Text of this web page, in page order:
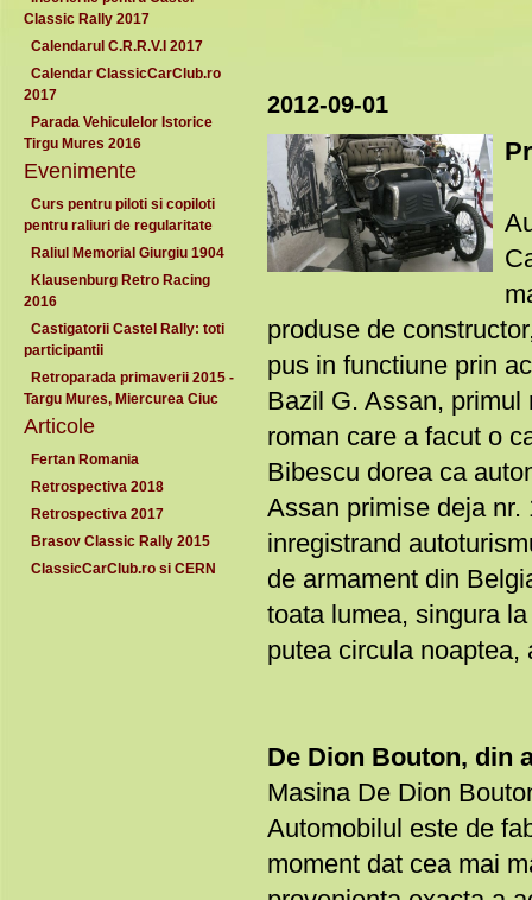
Classic Rally 2017
Calendarul C.R.R.V.I 2017
Calendar ClassicCarClub.ro
2017
Parada Vehiculelor Istorice
Tirgu Mures 2016
Evenimente
Curs pentru piloti si copiloti
pentru raliuri de regularitate
Raliul Memorial Giurgiu 1904
Klausenburg Retro Racing
2016
Castigatorii Castel Rally: toti
participantii
Retroparada primaverii 2015 -
Targu Mures, Miercurea Ciuc
Articole
Fertan Romania
Retrospectiva 2018
Retrospectiva 2017
Brasov Classic Rally 2015
ClassicCarClub.ro si CERN
2012-09-01
produse de
pus in functiune prin
Bazil G. Assan,
roman care a facut o
Bibescu dorea ca
Assan primise deja
inregistrand
de armament din
toata lumea, singura
putea circula
De Dion Bouton, din
Masina De Dion
Automobilul este de
moment dat cea mai